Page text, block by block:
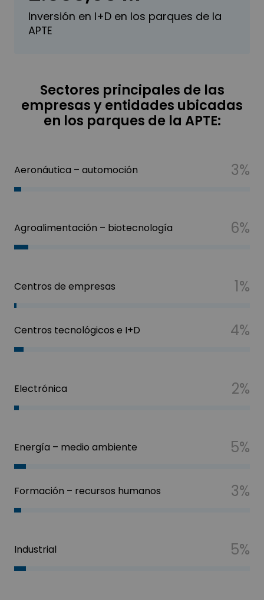
Inversión en I+D en los parques de la
APTE
Sectores principales de las
empresas y entidades ubicadas
en los parques de la APTE:
Aeronáutica – automoción 3%
Agroalimentación – biotecnología 6%
Centros de empresas 1%
Centros tecnológicos e I+D 4%
Electrónica 2%
Energía – medio ambiente 5%
Formación – recursos humanos 3%
Industrial 5%